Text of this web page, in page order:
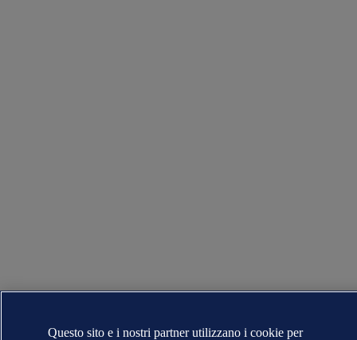
Questo sito e i nostri partner utilizzano i cookie per